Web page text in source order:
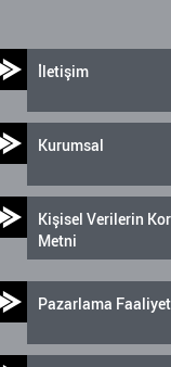
İletişim
Kurumsal
Kişisel Verilerin
Metni
Pazarlama